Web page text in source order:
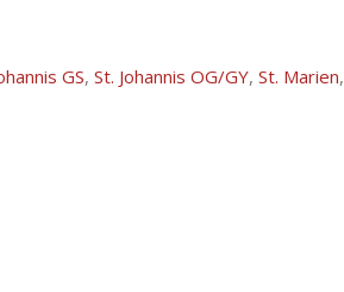
GS, St. Johannis OG/GY, St. Marien,